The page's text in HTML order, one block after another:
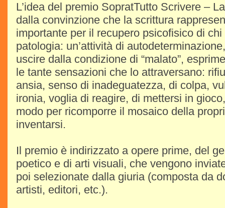
L’idea del premio SopratTutto Scrivere –
dalla convinzione che la scrittura
importante per il recupero psicofisico di
patologia: un’attività di
uscire dalla condizione di “malato”,
le tante sensazioni che lo attraversano:
ansia, senso di inadeguatezza, di colpa,
ironia, voglia di reagire, di mettersi in
modo per ricomporre il mosaico della
inventarsi.
Il premio è indirizzato a opere prime, del
poetico e di arti visuali, che vengono
poi selezionate dalla giuria (composta da
artisti, editori, etc.).